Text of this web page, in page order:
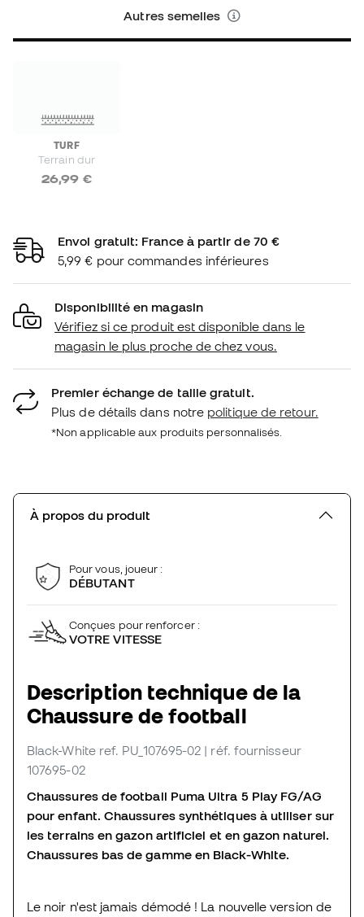
Autres semelles
TURF
Terrain dur
26,99 €
Envoi gratuit: France à partir de 70 €
5,99 € pour commandes inférieures
Disponibilité en magasin
Vérifiez si ce produit est disponible dans le
magasin le plus proche de chez vous.
Premier échange de taille gratuit.
Plus de détails dans notre politique de retour.
*Non applicable aux produits personnalisés.
À propos du produit
Pour vous, joueur :
DÉBUTANT
Conçues pour renforcer :
VOTRE VITESSE
Description technique de la
Chaussure de football
Black-White ref. PU_107695-02 | réf. fournisseur
107695-02
Chaussures de football Puma Ultra 5 Play FG/AG
pour enfant. Chaussures synthétiques à utiliser sur
les terrains en gazon artificiel et en gazon naturel.
Chaussures bas de gamme en Black-White.
Le noir n'est jamais démodé ! La nouvelle version de